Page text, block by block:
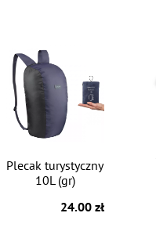
Plecak turystyczny
10L (gr)
24.00 zł